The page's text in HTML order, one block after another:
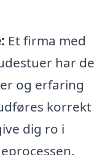
Et firma med
har de
og erfaring
korrekt
dig ro i